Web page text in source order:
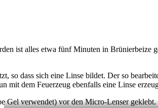
ist alles etwa fünf Minuten in
so dass sich eine Linse bildet. Der so
mit dem Feuerzeug ebenfalls eine Linse
verwendet) vor den Micro-Lenser